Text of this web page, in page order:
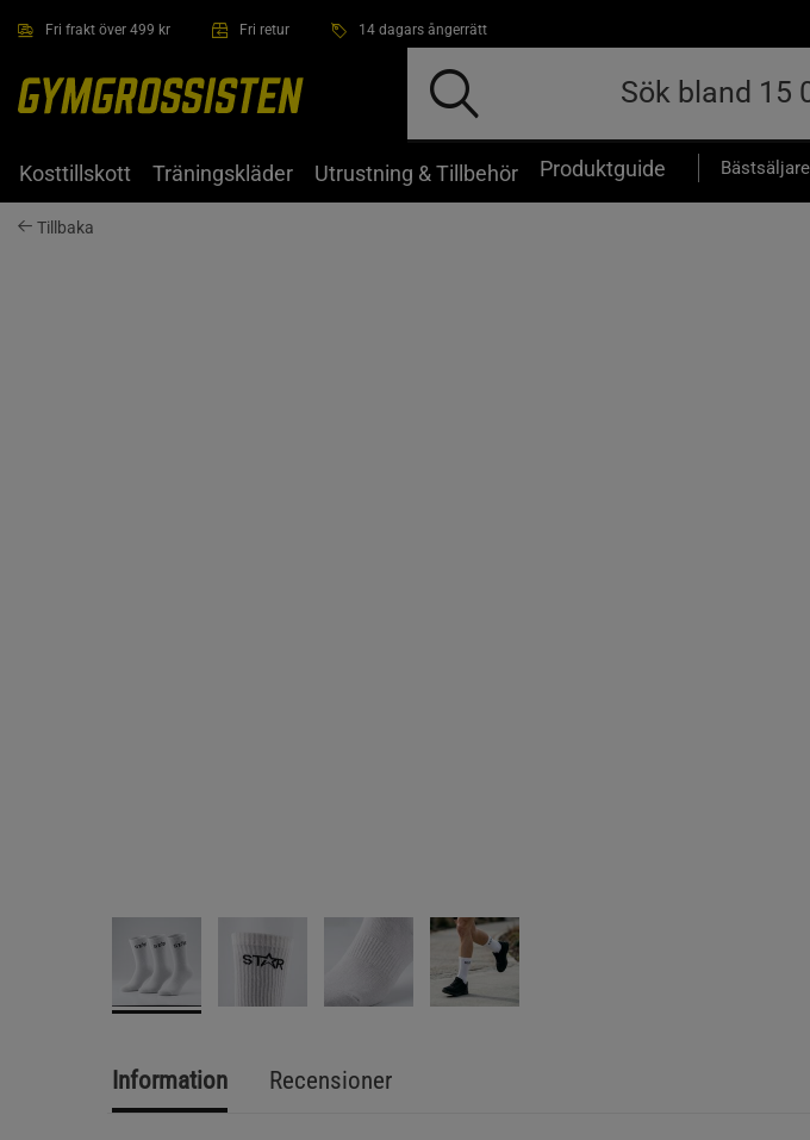
Fri frakt över 499 kr Fri retur 14 dagars ångerrätt
Kosttillskott Träningskläder Utrustning & Tillbehör Produktguide Bästsäljare
Tillbaka
Information Recensioner